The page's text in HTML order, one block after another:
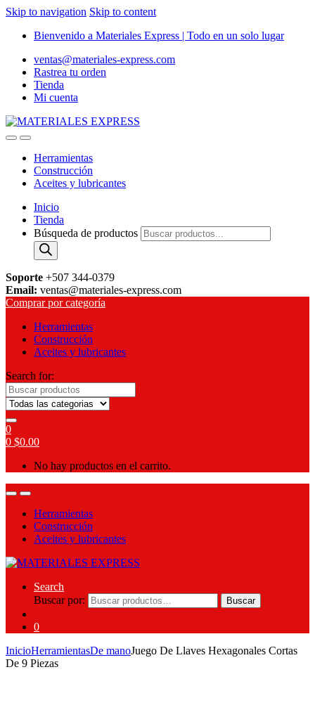
Skip to navigation Skip to content
Bienvenido a Materiales Express | Todo en un solo lugar
ventas@materiales-express.com
Rastrea tu orden
Tienda
Mi cuenta
Herramientas
Construcción
Aceites y lubricantes
Inicio
Tienda
Búsqueda de productos
Soporte +507 344-0379
Email: ventas@materiales-express.com
Comprar por categoría
Herramientas
Construcción
Aceites y lubricantes
Search for:
0
0 $0.00
No hay productos en el carrito.
Herramientas
Construcción
Aceites y lubricantes
Search
Buscar por:
Buscar
0
InicioHerramientasDe manoJuego De Llaves Hexagonales Cortas
De 9 Piezas